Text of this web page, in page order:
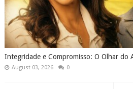
Integridade e Compromisso: O Olhar do
August 03, 2026 0